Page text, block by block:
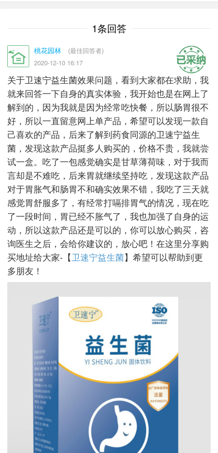
1条回答
桃花园林
(最佳回答者)
2020-12-10 16:17
关于卫速宁益生菌效果问题，看到大家都在求助，我
就来回答一下自身的真实体验，我开始也是在网上了
解到的，因为我就是因为经常吃快餐，所以肠胃很不
好，所以一直留意网上单产品，希望可以发现一款自
己喜欢的产品，后来了解到药食同源的卫速宁益生
菌，发现这款产品挺多人购买的，价格不贵，我就尝
试一盒。吃了一包感觉确实是甘草薄荷味，对于我而
言却是不难吃，后来胃就继续坚持吃，发现这款产品
对于胃胀气和肠胃不和确实效果不错，我吃了三天就
感觉胃舒服多了，有经常打嗝排胃气的情况，现在吃
了一段时间，胃已经不胀气了，我也加强了自身的运
动，所以这款产品还是可以的，你可以放心购买，咨
询医生之后，会给你建议的，放心吧！在这里分享购
买地址给大家-【卫速宁益生菌】希望可以帮助到更
多朋友！